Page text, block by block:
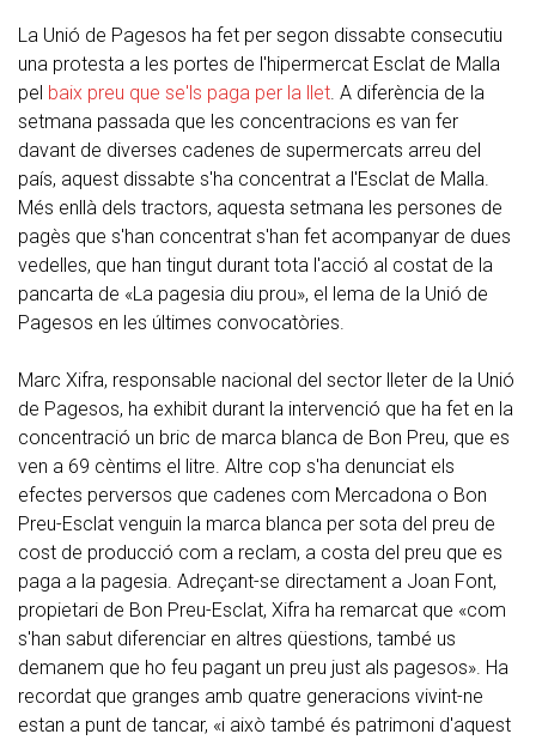
La Unió de Pagesos ha fet per segon dissabte consecutiu
una protesta a les portes de l'hipermercat Esclat de Malla
pel baix preu que se'ls paga per la llet . A diferència de la
setmana passada que les concentracions es van fer
davant de diverses cadenes de supermercats arreu del
país, aquest dissabte s'ha concentrat a l'Esclat de Malla.
Més enllà dels tractors, aquesta setmana les persones de
pagès que s'han concentrat s'han fet acompanyar de dues
vedelles, que han tingut durant tota l'acció al costat de la
pancarta de «La pagesia diu prou», el lema de la Unió de
Pagesos en les últimes convocatòries.
Marc Xifra, responsable nacional del sector lleter de la Unió
de Pagesos, ha exhibit durant la intervenció que ha fet en la
concentració un bric de marca blanca de Bon Preu, que es
ven a 69 cèntims el litre. Altre cop s'ha denunciat els
efectes perversos que cadenes com Mercadona o Bon
Preu-Esclat venguin la marca blanca per sota del preu de
cost de producció com a reclam, a costa del preu que es
paga a la pagesia. Adreçant-se directament a Joan Font,
propietari de Bon Preu-Esclat, Xifra ha remarcat que «com
s'han sabut diferenciar en altres qüestions, també us
demanem que ho feu pagant un preu just als pagesos». Ha
recordat que granges amb quatre generacions vivint-ne
estan a punt de tancar, «i això també és patrimoni d'aquest